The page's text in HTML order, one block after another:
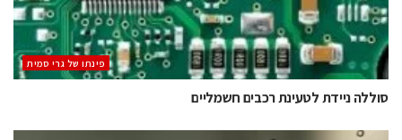
‫פינתו של גרי סמית
סוללה ניידת לטעינת רכבים חשמליים